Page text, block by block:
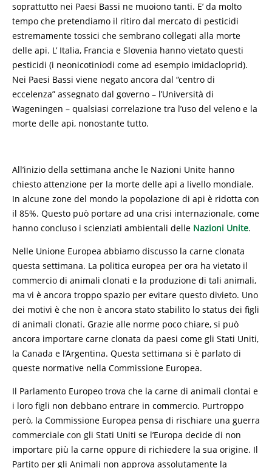
soprattutto nei Paesi Bassi ne muoiono tanti. E’ da molto
tempo che pretendiamo il ritiro dal mercato di pesticidi
estremamente tossici che sembrano collegati alla morte
delle api. L’ Italia, Francia e Slovenia hanno vietato questi
pesticidi (i neonicotiniodi come ad esempio imidacloprid).
Nei Paesi Bassi viene negato ancora dal “centro di
eccelenza” assegnato dal governo – l’Università di
Wageningen – qualsiasi correlazione tra l’uso del veleno e la
morte delle api, nonostante tutto.
All’inizio della settimana anche le Nazioni Unite hanno
chiesto attenzione per la morte delle api a livello mondiale.
In alcune zone del mondo la popolazione di api è ridotta con
il 85%. Questo può portare ad una crisi internazionale, come
hanno concluso i scienziati ambientali delle Nazioni Unite.
Nelle Unione Europea abbiamo discusso la carne clonata
questa settimana. La politica europea per ora ha vietato il
commercio di animali clonati e la produzione di tali animali,
ma vi è ancora troppo spazio per evitare questo divieto. Uno
dei motivi è che non è ancora stato stabilito lo status dei figli
di animali clonati. Grazie alle norme poco chiare, si può
ancora importare carne clonata da paesi come gli Stati Uniti,
la Canada e l’Argentina. Questa settimana si è parlato di
queste normative nella Commissione Europea.
Il Parlamento Europeo trova che la carne di animali clontai e
i loro figli non debbano entrare in commercio. Purtroppo
però, la Commissione Europea pensa di rischiare una guerra
commerciale con gli Stati Uniti se l’Europa decide di non
importare più la carne oppure di richiedere la sua origine. Il
Partito per gli Animali non approva assolutamente la